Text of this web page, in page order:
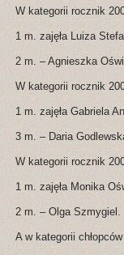
W kategorii rocznik
1 m. zajęła Luiza
2 m. – Agnieszka
W kategorii rocznik
1 m. zajęła Gabriela
3 m. – Daria
W kategorii rocznik
1 m. zajęła Monika
2 m. – Olga Szmygiel.
A w kategorii